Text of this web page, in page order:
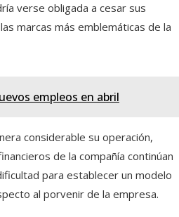
verse obligada a cesar sus
marcas más emblemáticas de la
empleos en abril
considerable su operación,
de la compañía continúan
para establecer un modelo
al porvenir de la empresa.